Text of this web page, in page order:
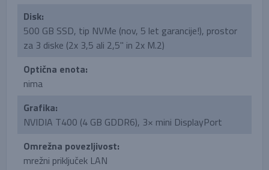
Disk:
500 GB SSD, tip NVMe (nov, 5 let garancije!), prostor
za 3 diske (2x 3,5 ali 2,5'' in 2x M.2)
Optična enota:
nima
Grafika:
NVIDIA T400 (4 GB GDDR6), 3× mini DisplayPort
Omrežna povezljivost:
mrežni priključek LAN